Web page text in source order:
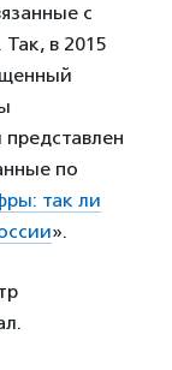
с
в 2015
по
так ли
».